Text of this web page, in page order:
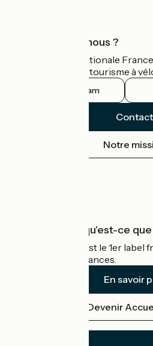
Qui sommes-nous ?
L'association nationale
guide officiel du tourisme à
Instagram
Contact
Notre
Accueil Vélo qu'est-ce
Accueil Vélo c'est le 1er label
cyclistes en vacances.
En savoir
Devenir